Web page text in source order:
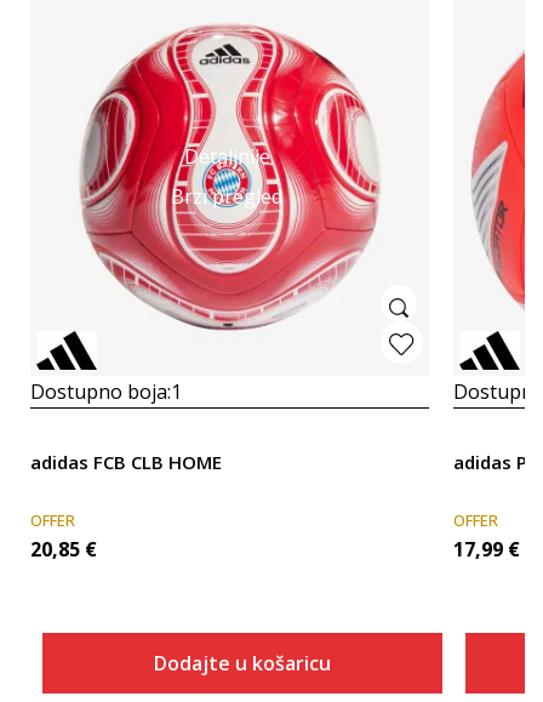
Detaljnije
Brzi pregled
Dostupno boja:1
adidas FCB CLB HOME
OFFER
20,85 €
Dodajte u košaricu
adidas
OFFER
17,99 €